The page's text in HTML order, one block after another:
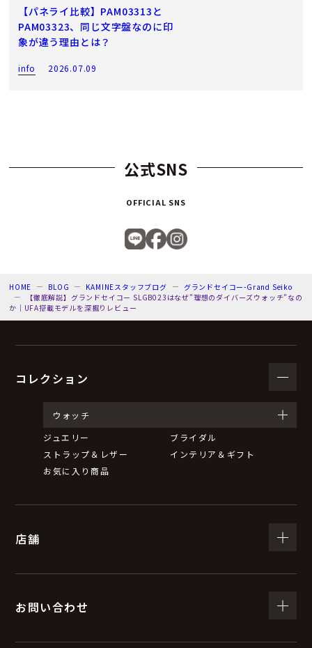
【パネライ比較】PAM03313と
PAM03323、同じ文字盤なのに印
象が違う理由とは？
info 2026.07.09
公式SNS
OFFICIAL SNS
HOME BLOG KAMINEスタッフブログ
グランドセイコー-Grand Seiko
【徹底解説】グランドセイコー SLGB023はなぜ”理想のダイバーズウォッチ”なの
か｜UFA搭載モデルを深掘りレビュー
コレクション
ウォッチ
ジュエリー
ブライダル
ストラップ＆レザー
インテリア＆ギフト
お気に入り商品
店舗
お問い合わせ